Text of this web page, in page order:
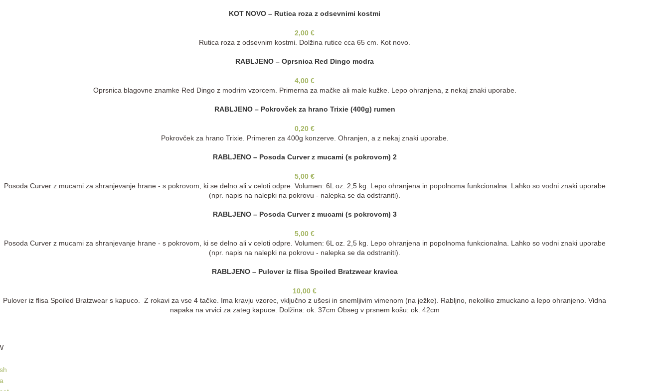
KOT NOVO – Rutica roza z odsevnimi kostmi
2,00 €
Rutica roza z odsevnim kostmi. Dolžina rutice cca 65 cm. Kot novo.
RABLJENO – Oprsnica Red Dingo modra
4,00 €
Oprsnica blagovne znamke Red Dingo z modrim vzorcem. Primerna za mačke ali male kužke. Lepo ohranjena, z nekaj znaki uporabe.
RABLJENO – Pokrovček za hrano Trixie (400g) rumen
0,20 €
Pokrovček za hrano Trixie. Primeren za 400g konzerve. Ohranjen, a z nekaj znaki uporabe.
RABLJENO – Posoda Curver z mucami (s pokrovom) 2
5,00 €
Posoda Curver z mucami za shranjevanje hrane - s pokrovom, ki se delno ali v celoti odpre. Volumen: 6L oz. 2,5 kg. Lepo ohranjena in popolnoma funkcionalna. Lahko so vodni znaki uporabe
(npr. napis na nalepki na pokrovu - nalepka se da odstraniti).
RABLJENO – Posoda Curver z mucami (s pokrovom) 3
5,00 €
Posoda Curver z mucami za shranjevanje hrane - s pokrovom, ki se delno ali v celoti odpre. Volumen: 6L oz. 2,5 kg. Lepo ohranjena in popolnoma funkcionalna. Lahko so vodni znaki uporabe
(npr. napis na nalepki na pokrovu - nalepka se da odstraniti).
RABLJENO – Pulover iz flisa Spoiled Bratzwear kravica
10,00 €
Pulover iz flisa Spoiled Bratzwear s kapuco. Z rokavi za vse 4 tačke. Ima kravju vzorec, vključno z ušesi in snemljivim vimenom (na ježke). Rabljno, nekoliko zmuckano a lepo ohranjeno. Vidna
napaka na vrvici za zateg kapuce. Dolžina: ok. 37cm Obseg v prsnem košu: ok. 42cm